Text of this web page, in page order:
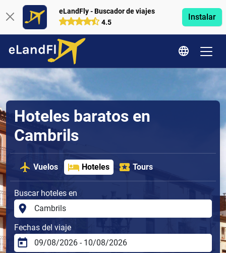
eLandFly - Buscador de viajes
4.5
Instalar
Hoteles baratos en
Cambrils
Vuelos Hoteles Tours
Buscar hoteles en
Fechas del viaje